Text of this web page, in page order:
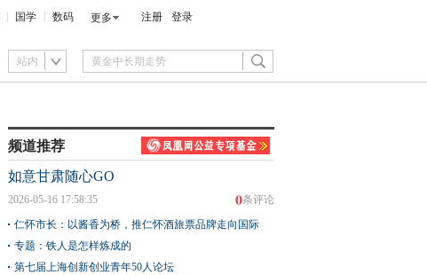
国学 数码 更多 注册 登录
站内
频道推荐
如意甘肃随心GO
0条评论
2026-05-16 17:58:35
仁怀市长：以酱香为桥，推仁怀酒旅票品牌走向国际
专题：铁人是怎样炼成的
第七届上海创新创业青年50人论坛